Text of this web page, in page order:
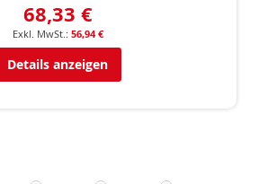
68,33 €
56,94 €
Details anzeigen